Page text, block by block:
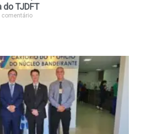
TJDFT
comentário